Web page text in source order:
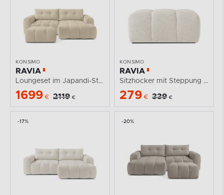
KONSIMO
RAVIA
Loungeset im Japandi-Stil Boucle hellbeige
1699 € 2119 €
KONSIMO
RAVIA
Sitzhocker mit Steppung im Japandi-Stil Boucle weiß
279 € 339 €
-17% -20%